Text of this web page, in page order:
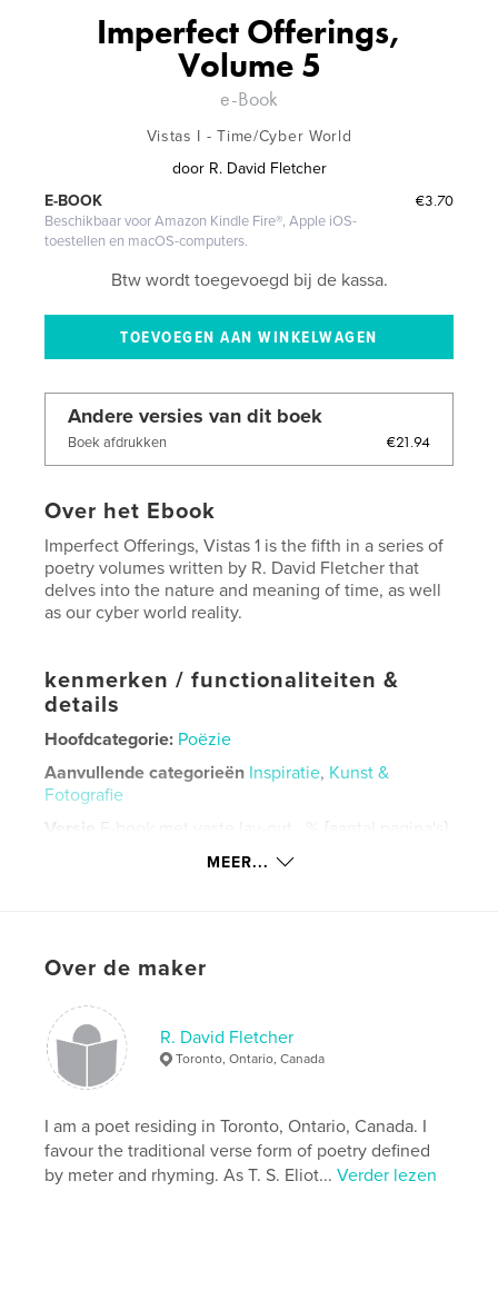
Imperfect Offerings,
Volume 5
e-Book
Vistas I - Time/Cyber World
door R. David Fletcher
€3.70
E-BOOK
Beschikbaar voor Amazon Kindle Fire®, Apple iOS-
toestellen en macOS-computers.
Btw wordt toegevoegd bij de kassa.
Andere versies van dit boek
Boek afdrukken €21.94
Over het Ebook
Imperfect Offerings, Vistas 1 is the fifth in a series of
poetry volumes written by R. David Fletcher that
delves into the nature and meaning of time, as well
as our cyber world reality.
kenmerken / functionaliteiten &
details
Hoofdcategorie: Poëzie
Aanvullende categorieën Inspiratie, Kunst &
Fotografie
Versie
E-book met vaste lay-out , % {aantal pagina's}
MEER...
Over de maker
R. David Fletcher
Toronto, Ontario, Canada
I am a poet residing in Toronto, Ontario, Canada. I
favour the traditional verse form of poetry defined
by meter and rhyming. As T. S. Eliot...Verder lezen